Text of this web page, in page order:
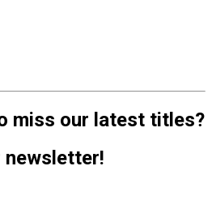
miss our latest titles?
newsletter!